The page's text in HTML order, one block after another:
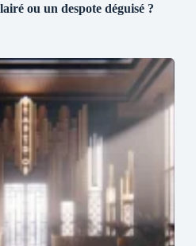
ou un despote déguisé ?